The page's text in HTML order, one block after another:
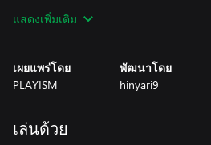
แสดงเพิ่มเติม
เผยแพร่โดย
PLAYISM
พัฒนาโดย
hinyari9
เล่นด้วย